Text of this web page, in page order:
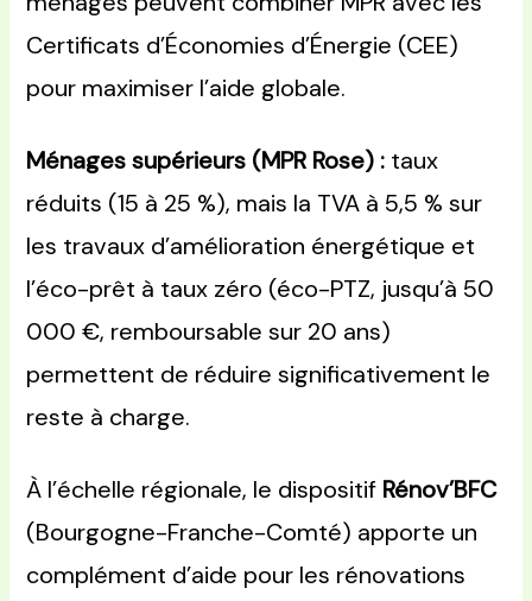
Certificats d’Économies d’Énergie (CEE)
pour maximiser l’aide globale.
Ménages supérieurs (MPR Rose) : taux
réduits (15 à 25 %), mais la TVA à 5,5 % sur
les travaux d’amélioration énergétique et
l’éco-prêt à taux zéro (éco-PTZ, jusqu’à 50
000 €, remboursable sur 20 ans)
permettent de réduire significativement le
reste à charge.
À l’échelle régionale, le dispositif Rénov’BFC
(Bourgogne-Franche-Comté) apporte un
complément d’aide pour les rénovations